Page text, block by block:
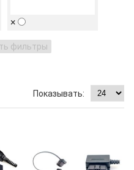
×
фильтры